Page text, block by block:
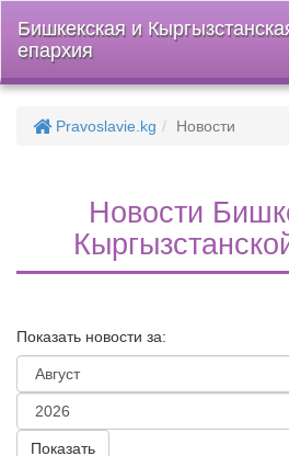
Бишкекская и
епархия
Pravoslavie.kg Новости
Новости
Показать новости за: